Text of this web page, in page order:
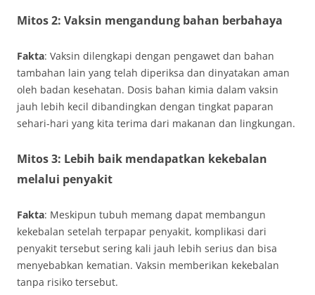
Mitos 2: Vaksin mengandung bahan berbahaya
Fakta: Vaksin dilengkapi dengan pengawet dan bahan
tambahan lain yang telah diperiksa dan dinyatakan aman
oleh badan kesehatan. Dosis bahan kimia dalam vaksin
jauh lebih kecil dibandingkan dengan tingkat paparan
sehari-hari yang kita terima dari makanan dan lingkungan.
Mitos 3: Lebih baik mendapatkan kekebalan
melalui penyakit
Fakta: Meskipun tubuh memang dapat membangun
kekebalan setelah terpapar penyakit, komplikasi dari
penyakit tersebut sering kali jauh lebih serius dan bisa
menyebabkan kematian. Vaksin memberikan kekebalan
tanpa risiko tersebut.